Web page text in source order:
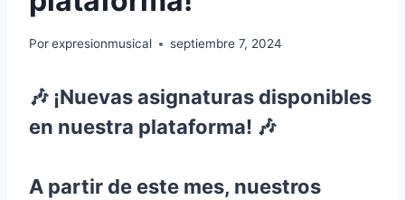
Porexpresionmusical septiembre 7, 2024
🎶 ¡Nuevas asignaturas disponibles
en nuestra plataforma! 🎶
A partir de este mes, nuestros